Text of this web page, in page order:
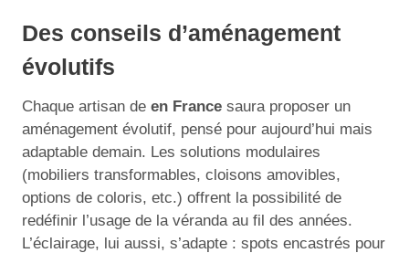
Des conseils d’aménagement
évolutifs
Chaque artisan de en France saura proposer un
aménagement évolutif, pensé pour aujourd’hui mais
adaptable demain. Les solutions modulaires
(mobiliers transformables, cloisons amovibles,
options de coloris, etc.) offrent la possibilité de
redéfinir l’usage de la véranda au fil des années.
L’éclairage, lui aussi, s’adapte : spots encastrés pour